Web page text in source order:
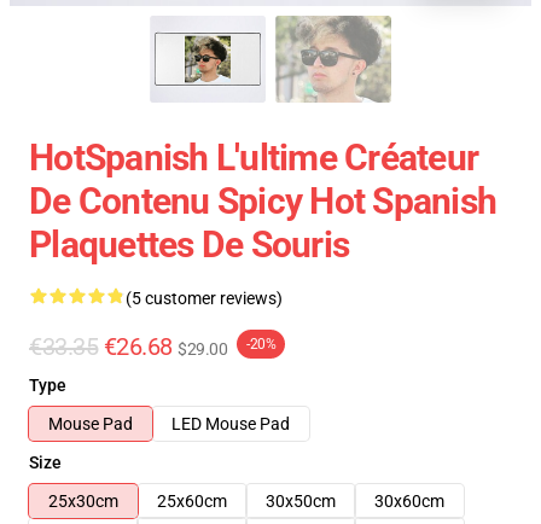
HotSpanish L'ultime Créateur
De Contenu Spicy Hot Spanish
Plaquettes De Souris
(5 customer reviews)
€33.35 €26.68 $29.00 -20%
Type
Mouse Pad
LED Mouse Pad
Size
25x30cm
25x60cm 30x50cm
30x60cm